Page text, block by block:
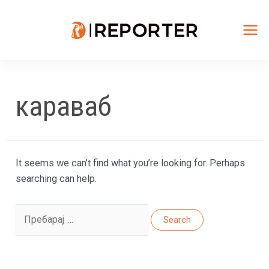
караваб
It seems we can’t find what you’re looking for. Perhaps
searching can help.